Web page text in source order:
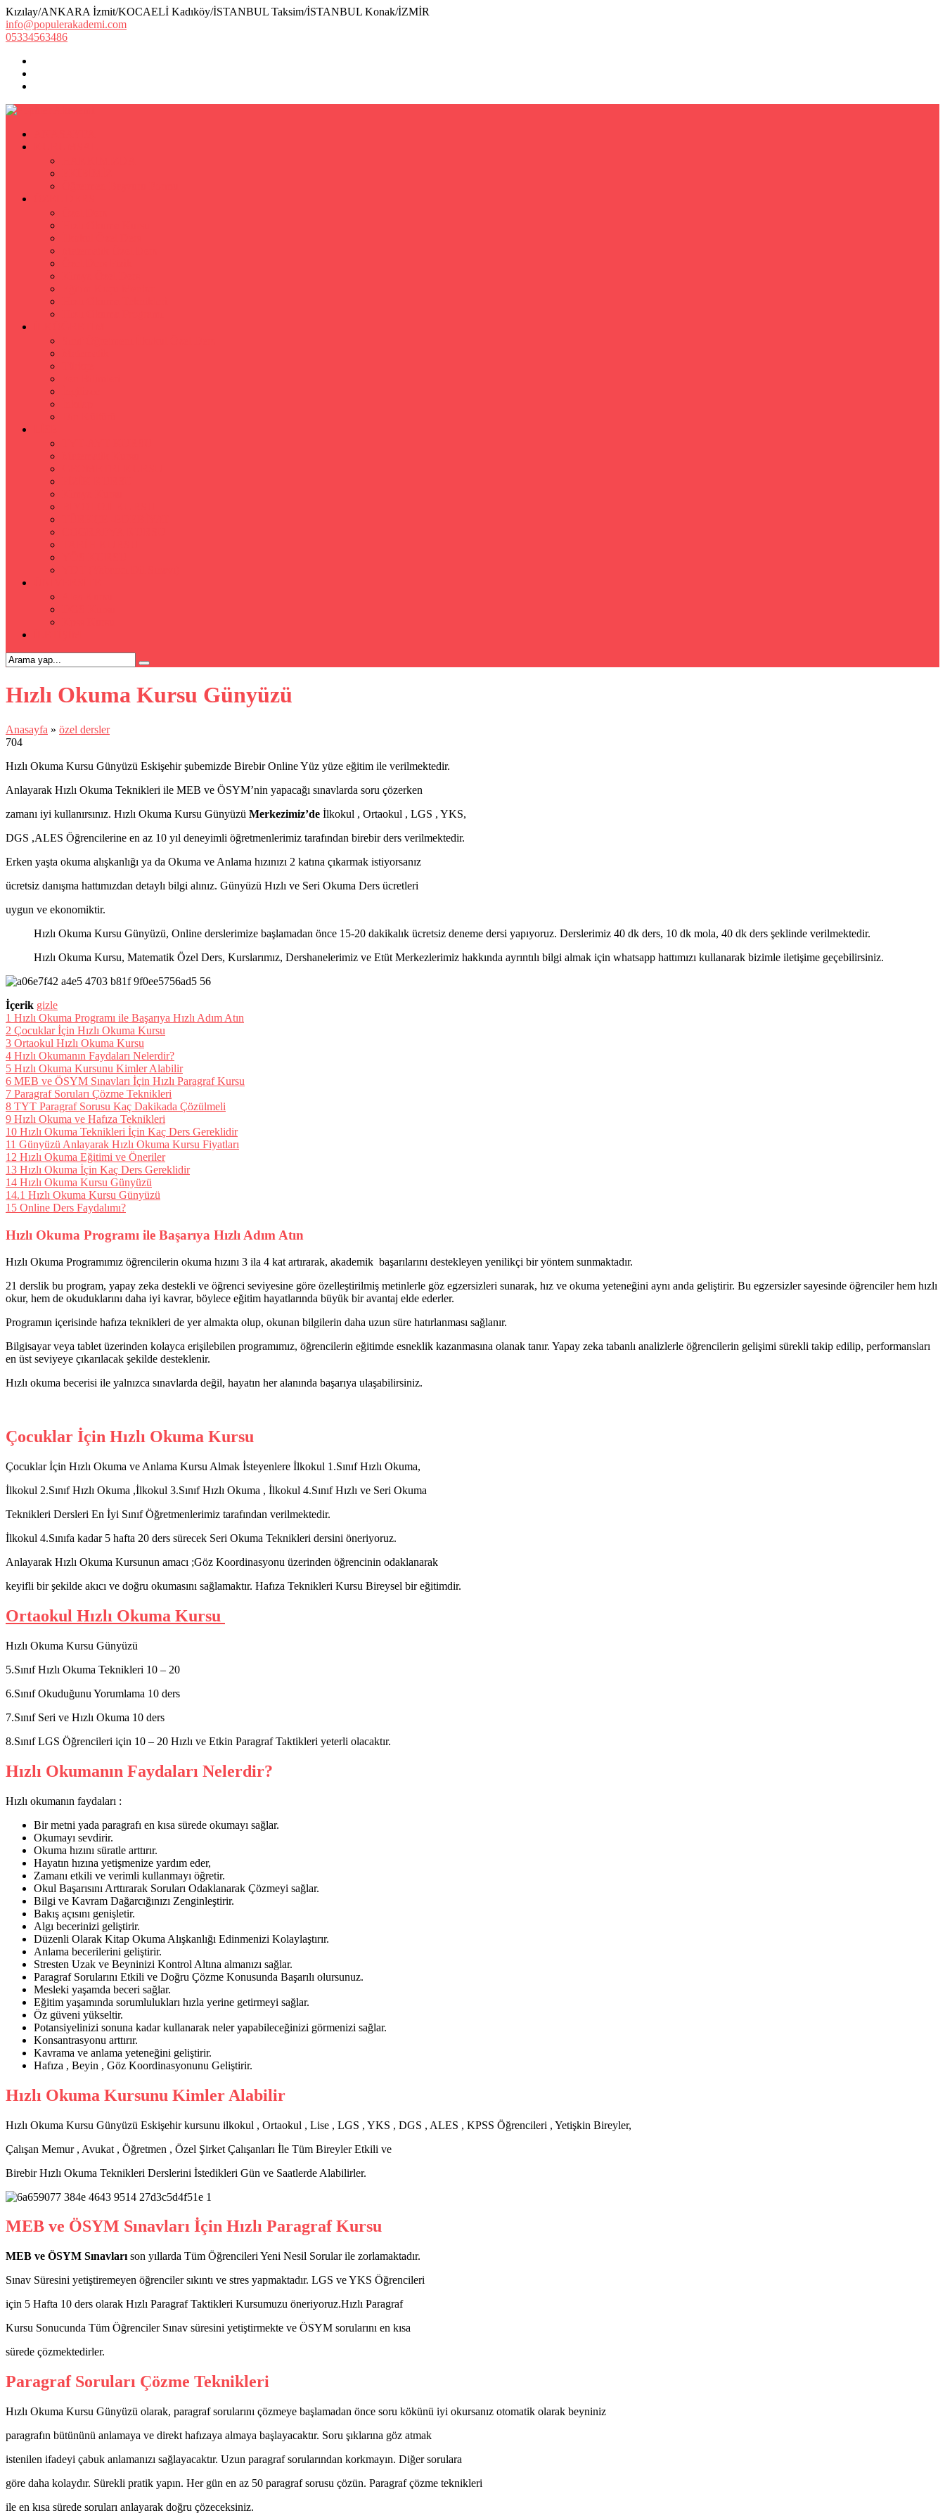
Kızılay/ANKARA İzmit/KOCAELİ Kadıköy/İSTANBUL Taksim/İSTANBUL Konak/İZMİR
info@populerakademi.com
05334563486
Hızlı Okuma Kursu Günyüzü
Anasayfa » özel dersler
704
Hızlı Okuma Kursu Günyüzü Eskişehir şubemizde Birebir Online Yüz yüze eğitim ile verilmektedir.
Anlayarak Hızlı Okuma Teknikleri ile MEB ve ÖSYM’nin yapacağı sınavlarda soru çözerken
zamanı iyi kullanırsınız. Hızlı Okuma Kursu Günyüzü Merkezimiz’de İlkokul , Ortaokul , LGS , YKS,
DGS ,ALES Öğrencilerine en az 10 yıl deneyimli öğretmenlerimiz tarafından birebir ders verilmektedir.
Erken yaşta okuma alışkanlığı ya da Okuma ve Anlama hızınızı 2 katına çıkarmak istiyorsanız
ücretsiz danışma hattımızdan detaylı bilgi alınız. Günyüzü Hızlı ve Seri Okuma Ders ücretleri
uygun ve ekonomiktir.
Hızlı Okuma Kursu Günyüzü, Online derslerimize başlamadan önce 15-20 dakikalık ücretsiz deneme dersi yapıyoruz. Derslerimiz 40 dk ders, 10 dk mola, 40 dk ders şeklinde verilmektedir.
Hızlı Okuma Kursu, Matematik Özel Ders, Kurslarımız, Dershanelerimiz ve Etüt Merkezlerimiz hakkında ayrıntılı bilgi almak için whatsapp hattımızı kullanarak bizimle iletişime geçebilirsiniz.
İçerik gizle
1 Hızlı Okuma Programı ile Başarıya Hızlı Adım Atın
2 Çocuklar İçin Hızlı Okuma Kursu
3 Ortaokul Hızlı Okuma Kursu
4 Hızlı Okumanın Faydaları Nelerdir?
5 Hızlı Okuma Kursunu Kimler Alabilir
6 MEB ve ÖSYM Sınavları İçin Hızlı Paragraf Kursu
7 Paragraf Soruları Çözme Teknikleri
8 TYT Paragraf Sorusu Kaç Dakikada Çözülmeli
9 Hızlı Okuma ve Hafıza Teknikleri
10 Hızlı Okuma Teknikleri İçin Kaç Ders Gereklidir
11 Günyüzü Anlayarak Hızlı Okuma Kursu Fiyatları
12 Hızlı Okuma Eğitimi ve Öneriler
13 Hızlı Okuma İçin Kaç Ders Gereklidir
14 Hızlı Okuma Kursu Günyüzü
14.1 Hızlı Okuma Kursu Günyüzü
15 Online Ders Faydalımı?
Hızlı Okuma Programı ile Başarıya Hızlı Adım Atın
Hızlı Okuma Programımız öğrencilerin okuma hızını 3 ila 4 kat artırarak, akademik başarılarını destekleyen yenilikçi bir yöntem sunmaktadır.
21 derslik bu program, yapay zeka destekli ve öğrenci seviyesine göre özelleştirilmiş metinlerle göz egzersizleri sunarak, hız ve okuma yeteneğini aynı anda geliştirir. Bu egzersizler sayesinde öğrenciler hem hızlı
okur, hem de okuduklarını daha iyi kavrar, böylece eğitim hayatlarında büyük bir avantaj elde ederler.
Programın içerisinde hafıza teknikleri de yer almakta olup, okunan bilgilerin daha uzun süre hatırlanması sağlanır.
Bilgisayar veya tablet üzerinden kolayca erişilebilen programımız, öğrencilerin eğitimde esneklik kazanmasına olanak tanır. Yapay zeka tabanlı analizlerle öğrencilerin gelişimi sürekli takip edilip, performansları
en üst seviyeye çıkarılacak şekilde desteklenir.
Hızlı okuma becerisi ile yalnızca sınavlarda değil, hayatın her alanında başarıya ulaşabilirsiniz.
Çocuklar İçin Hızlı Okuma Kursu
Çocuklar İçin Hızlı Okuma ve Anlama Kursu Almak İsteyenlere İlkokul 1.Sınıf Hızlı Okuma,
İlkokul 2.Sınıf Hızlı Okuma ,İlkokul 3.Sınıf Hızlı Okuma , İlkokul 4.Sınıf Hızlı ve Seri Okuma
Teknikleri Dersleri En İyi Sınıf Öğretmenlerimiz tarafından verilmektedir.
İlkokul 4.Sınıfa kadar 5 hafta 20 ders sürecek Seri Okuma Teknikleri dersini öneriyoruz.
Anlayarak Hızlı Okuma Kursunun amacı ;Göz Koordinasyonu üzerinden öğrencinin odaklanarak
keyifli bir şekilde akıcı ve doğru okumasını sağlamaktır. Hafıza Teknikleri Kursu Bireysel bir eğitimdir.
Ortaokul Hızlı Okuma Kursu
Hızlı Okuma Kursu Günyüzü
5.Sınıf Hızlı Okuma Teknikleri 10 – 20
6.Sınıf Okuduğunu Yorumlama 10 ders
7.Sınıf Seri ve Hızlı Okuma 10 ders
8.Sınıf LGS Öğrencileri için 10 – 20 Hızlı ve Etkin Paragraf Taktikleri yeterli olacaktır.
Hızlı Okumanın Faydaları Nelerdir?
Hızlı okumanın faydaları :
Bir metni yada paragrafı en kısa sürede okumayı sağlar.
Okumayı sevdirir.
Okuma hızını süratle arttırır.
Hayatın hızına yetişmenize yardım eder,
Zamanı etkili ve verimli kullanmayı öğretir.
Okul Başarısını Arttırarak Soruları Odaklanarak Çözmeyi sağlar.
Bilgi ve Kavram Dağarcığınızı Zenginleştirir.
Bakış açısını genişletir.
Algı becerinizi geliştirir.
Düzenli Olarak Kitap Okuma Alışkanlığı Edinmenizi Kolaylaştırır.
Anlama becerilerini geliştirir.
Stresten Uzak ve Beyninizi Kontrol Altına almanızı sağlar.
Paragraf Sorularını Etkili ve Doğru Çözme Konusunda Başarılı olursunuz.
Mesleki yaşamda beceri sağlar.
Eğitim yaşamında sorumlulukları hızla yerine getirmeyi sağlar.
Öz güveni yükseltir.
Potansiyelinizi sonuna kadar kullanarak neler yapabileceğinizi görmenizi sağlar.
Konsantrasyonu arttırır.
Kavrama ve anlama yeteneğini geliştirir.
Hafıza , Beyin , Göz Koordinasyonunu Geliştirir.
Hızlı Okuma Kursunu Kimler Alabilir
Hızlı Okuma Kursu Günyüzü Eskişehir kursunu ilkokul , Ortaokul , Lise , LGS , YKS , DGS , ALES , KPSS Öğrencileri , Yetişkin Bireyler,
Çalışan Memur , Avukat , Öğretmen , Özel Şirket Çalışanları İle Tüm Bireyler Etkili ve
Birebir Hızlı Okuma Teknikleri Derslerini İstedikleri Gün ve Saatlerde Alabilirler.
MEB ve ÖSYM Sınavları İçin Hızlı Paragraf Kursu
MEB ve ÖSYM Sınavları son yıllarda Tüm Öğrencileri Yeni Nesil Sorular ile zorlamaktadır.
Sınav Süresini yetiştiremeyen öğrenciler sıkıntı ve stres yapmaktadır. LGS ve YKS Öğrencileri
için 5 Hafta 10 ders olarak Hızlı Paragraf Taktikleri Kursumuzu öneriyoruz.Hızlı Paragraf
Kursu Sonucunda Tüm Öğrenciler Sınav süresini yetiştirmekte ve ÖSYM sorularını en kısa
sürede çözmektedirler.
Paragraf Soruları Çözme Teknikleri
Hızlı Okuma Kursu Günyüzü olarak, paragraf sorularını çözmeye başlamadan önce soru kökünü iyi okursanız otomatik olarak beyniniz
paragrafın bütününü anlamaya ve direkt hafızaya almaya başlayacaktır. Soru şıklarına göz atmak
istenilen ifadeyi çabuk anlamanızı sağlayacaktır. Uzun paragraf sorularından korkmayın. Diğer sorulara
göre daha kolaydır. Sürekli pratik yapın. Her gün en az 50 paragraf sorusu çözün. Paragraf çözme teknikleri
ile en kısa sürede soruları anlayarak doğru çözeceksiniz.